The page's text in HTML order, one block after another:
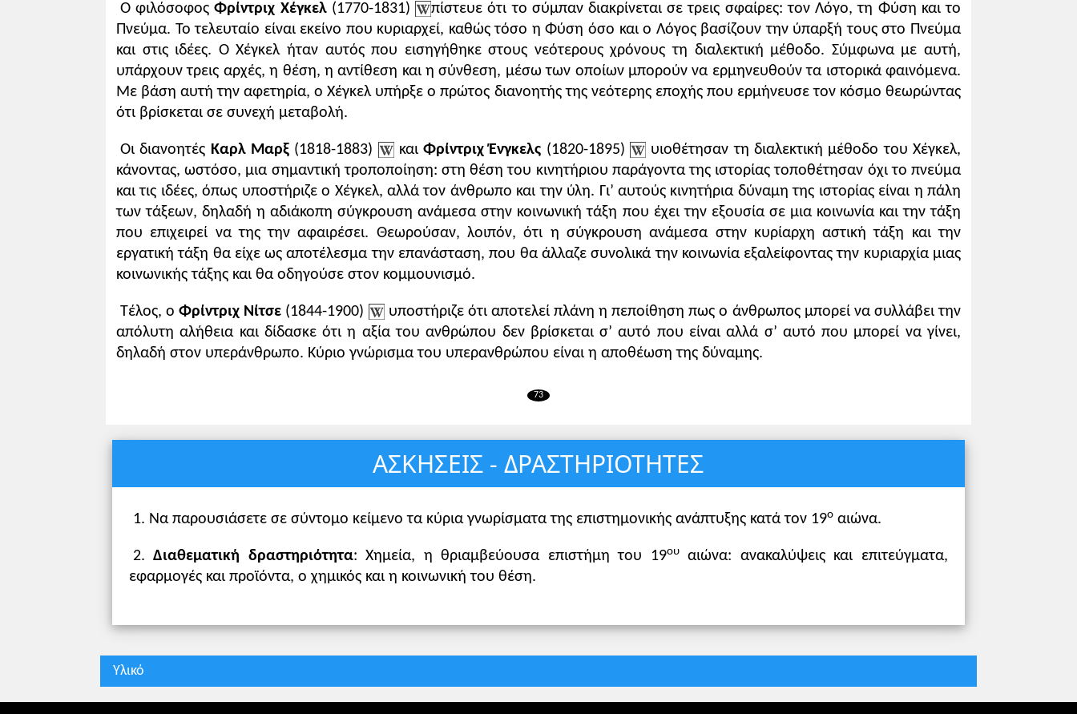
Ο φιλόσοφοςΦρίντριχ Χέγκελ(1770-1831)
πίστευε ότι το σύμπαν διακρίνεται σε τρεις σφαίρες: τον Λόγο, τη Φύση και το
Πνεύμα. Το τελευταίο είναι εκείνο που κυριαρχεί, καθώς τόσο η Φύση όσο και ο Λόγος βασίζουν την ύπαρξή τους στο Πνεύμα
και στις ιδέες. Ο Χέγκελ ήταν αυτός που εισηγήθηκε στους νεότερους χρόνους τη διαλεκτική μέθοδο. Σύμφωνα με αυτή,
υπάρχουν τρεις αρχές, η θέση, η αντίθεση και η σύνθεση, μέσω των οποίων μπορούν να ερμηνευθούν τα ιστορικά φαινόμενα.
Με βάση αυτή την αφετηρία, ο Χέγκελ υπήρξε ο πρώτος διανοητής της νεότερης εποχής που ερμήνευσε τον κόσμο θεωρώντας
ότι βρίσκεται σε συνεχή μεταβολή.
Οι διανοητές Καρλ Μαρξ(1818-1883) καιΦρίντριχ Ένγκελς (1820-1895)
υιοθέτησαν τη διαλεκτική μέθοδο του Χέγκελ,
κάνοντας, ωστόσο, μια σημαντική τροποποίηση: στη θέση του κινητήριου παράγοντα της ιστορίας τοποθέτησαν όχι το πνεύμα
και τις ιδέες, όπως υποστήριζε ο Χέγκελ, αλλά τον άνθρωπο και την ύλη. Γι’ αυτούς κινητήρια δύναμη της ιστορίας είναι η πάλη
των τάξεων, δηλαδή η αδιάκοπη σύγκρουση ανάμεσα στην κοινωνική τάξη που έχει την εξουσία σε μια κοινωνία και την τάξη
που επιχειρεί να της την αφαιρέσει. Θεωρούσαν, λοιπόν, ότι η σύγκρουση ανάμεσα στην κυρίαρχη αστική τάξη και την
εργατική τάξη θα είχε ως αποτέλεσμα την επανάσταση, που θα άλλαζε συνολικά την κοινωνία εξαλείφοντας την κυριαρχία μιας
κοινωνικής τάξης και θα οδηγούσε στον κομμουνισμό.
Τέλος, οΦρίντριχ Νίτσε (1844-1900)
υποστήριζε ότι αποτελεί πλάνη η πεποίθηση πως ο άνθρωπος μπορεί να συλλάβει την
απόλυτη αλήθεια και δίδασκε ότι η αξία του ανθρώπου δεν βρίσκεται σ’ αυτό που είναι αλλά σ’ αυτό που μπορεί να γίνει,
δηλαδή στον υπεράνθρωπο. Κύριο γνώρισμα του υπερανθρώπου είναι η αποθέωση της δύναμης.
73
ΑΣΚΗΣΕΙΣ - ΔΡΑΣΤΗΡΙΟΤΗΤΕΣ
1. Να παρουσιάσετε σε σύντομο κείμενο τα κύρια γνωρίσματα της επιστημονικής ανάπτυξης κατά τον 19οαιώνα.
2.Διαθεματική δραστηριότητα: Χημεία, η θριαμβεύουσα επιστήμη του 19ουαιώνα: ανακαλύψεις και επιτεύγματα,
εφαρμογές και προϊόντα, ο χημικός και η κοινωνική του θέση.
Υλικό